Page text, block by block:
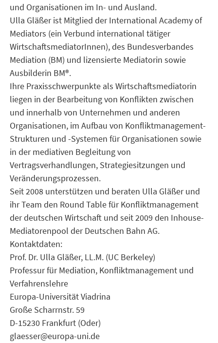
und Organisationen im In- und Ausland.
Ulla Gläßer ist Mitglied der International Academy of
Mediators (ein Verbund international tätiger
WirtschaftsmediatorInnen), des Bundesverbandes
Mediation (BM) und lizensierte Mediatorin sowie
Ausbilderin BM®.
Ihre Praxisschwerpunkte als Wirtschaftsmediatorin
liegen in der Bearbeitung von Konflikten zwischen
und innerhalb von Unternehmen und anderen
Organisationen, im Aufbau von Konfliktmanagement-
Strukturen und -Systemen für Organisationen sowie
in der mediativen Begleitung von
Vertragsverhandlungen, Strategiesitzungen und
Veränderungsprozessen.
Seit 2008 unterstützen und beraten Ulla Gläßer und
ihr Team den Round Table für Konfliktmanagement
der deutschen Wirtschaft und seit 2009 den Inhouse-
Mediatorenpool der Deutschen Bahn AG.
Kontaktdaten:
Prof. Dr. Ulla Gläßer, LL.M. (UC Berkeley)
Professur für Mediation, Konfliktmanagement und
Verfahrenslehre
Europa-Universität Viadrina
Große Scharrnstr. 59
D-15230 Frankfurt (Oder)
glaesser@europa-uni.de